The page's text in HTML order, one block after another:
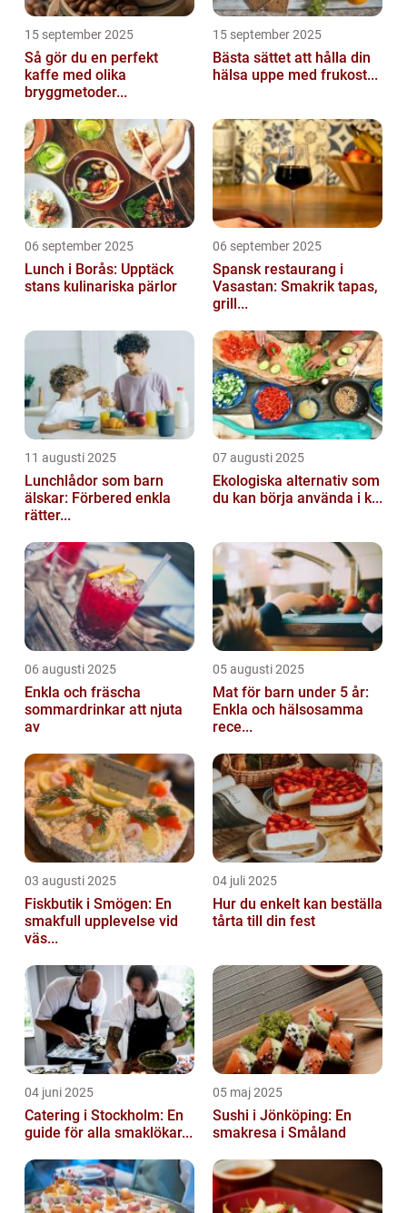
15 september 2025
Så gör du en perfekt
kaffe med olika
bryggmetoder...
15 september 2025
Bästa sättet att hålla din
hälsa uppe med frukost...
06 september 2025
Lunch i Borås: Upptäck
stans kulinariska pärlor
06 september 2025
Spansk restaurang i
Vasastan: Smakrik tapas,
grill...
11 augusti 2025
Lunchlådor som barn
älskar: Förbered enkla
rätter...
07 augusti 2025
Ekologiska alternativ som
du kan börja använda i k...
06 augusti 2025
Enkla och fräscha
sommardrinkar att njuta
av
05 augusti 2025
Mat för barn under 5 år:
Enkla och hälsosamma
rece...
03 augusti 2025
Fiskbutik i Smögen: En
smakfull upplevelse vid
väs...
04 juli 2025
Hur du enkelt kan beställa
tårta till din fest
04 juni 2025
Catering i Stockholm: En
guide för alla smaklökar...
05 maj 2025
Sushi i Jönköping: En
smakresa i Småland